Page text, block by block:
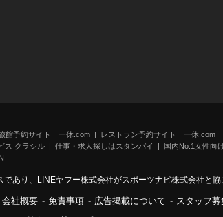
館予約サイト 一休.com
レストラン予約サイト 一休.com
ス クラシル 仕事・求人探しはスタンバイ
国内No.1女性向
あり、LINEヤフー株式会社がスポーツナビ株式会社と協
会社概要 - 免責事項 - 広告掲載について - スタッフ募